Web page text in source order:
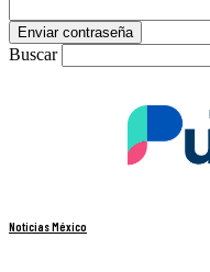
Buscar
Noticias México